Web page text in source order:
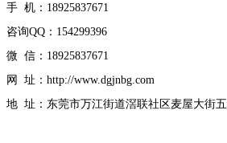
手 机：18925837671
咨询QQ：154299396
微 信：18925837671
网 址：http://www.dgjnbg.com
地 址：东莞市万江街道滘联社区麦屋大街